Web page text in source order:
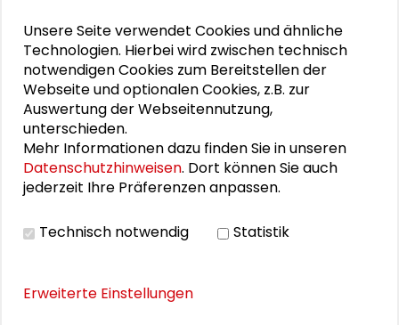
und Kapitalismus“ am 23. Juni 2016 im
Schader-Forum in Darmstadt.
Personen im Kontext
Renate Mayntz
Fritz W. Scharpf
Unsere Seite verwendet Cookies und ähnliche
Technologien. Hierbei wird zwischen technisch
notwendigen Cookies zum Bereitstellen der
Webseite und optionalen Cookies, z.B. zur
Auswertung der Webseitennutzung,
unterschieden.
Mehr Informationen dazu finden Sie in unseren
Datenschutzhinweisen. Dort können Sie auch
jederzeit Ihre Präferenzen anpassen.
Technisch notwendig Statistik
Erweiterte Einstellungen